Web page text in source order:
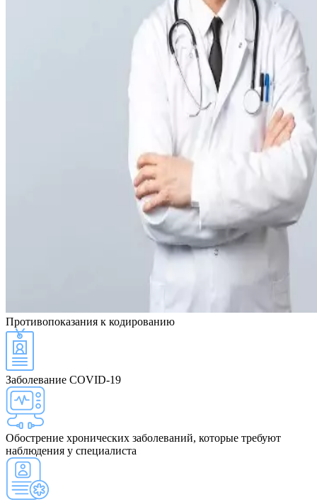
Противопоказания к кодированию
Заболевание COVID-19
Обострение хронических заболеваний, которые требуют
наблюдения у специалиста